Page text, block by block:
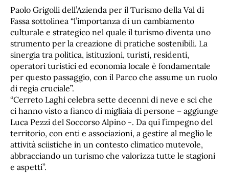
Paolo Grigolli dell’Azienda per il Turismo della Val di
Fassa sottolinea “l’importanza di un cambiamento
culturale e strategico nel quale il turismo diventa uno
strumento per la creazione di pratiche sostenibili. La
sinergia tra politica, istituzioni, turisti, residenti,
operatori turistici ed economia locale è fondamentale
per questo passaggio, con il Parco che assume un ruolo
di regia cruciale”.
“Cerreto Laghi celebra sette decenni di neve e sci che
ci hanno visto a fianco di migliaia di persone – aggiunge
Luca Pezzi del Soccorso Alpino -. Da qui l’impegno del
territorio, con enti e associazioni, a gestire al meglio le
attività sciistiche in un contesto climatico mutevole,
abbracciando un turismo che valorizza tutte le stagioni
e aspetti”.